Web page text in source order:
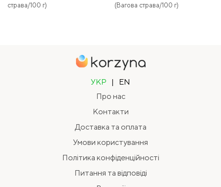
страва/100 г)
(Вагова страва/100 г)
УКР |
EN
Про нас
Контакти
Доставка та оплата
Умови користування
Політика конфіденційності
Питання та відповіді